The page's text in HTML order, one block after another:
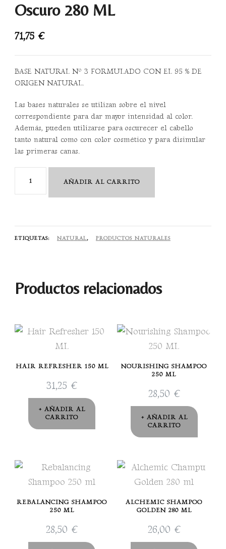
Oscuro 280 ML
71,75 €
BASE NATURAL Nº 3 FORMULADO CON EL 95 % DE
ORIGEN NATURAL.
Las bases naturales se utilizan sobre el nivel
correspondiente para dar mayor intensidad al color.
Además, pueden utilizarse para oscurecer el cabello
tanto natural como con color cosmético y para disimular
las primeras canas.
AÑADIR AL CARRITO
ETIQUETAS: NATURAL, PRODUCTOS NATURALES
Productos relacionados
HAIR REFRESHER 150 ML
31,25 €
AÑADIR AL
CARRITO
NOURISHING SHAMPOO
250 ML
28,50 €
AÑADIR AL
CARRITO
REBALANCING SHAMPOO
250 ML
28,50 €
ALCHEMIC SHAMPOO
GOLDEN 280 ML
26,00 €